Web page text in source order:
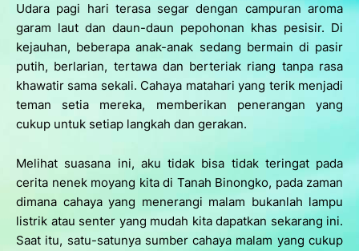
Udara pagi hari terasa segar dengan campuran aroma
garam laut dan daun-daun pepohonan khas pesisir. Di
kejauhan, beberapa anak-anak sedang bermain di pasir
putih, berlarian, tertawa dan berteriak riang tanpa rasa
khawatir sama sekali. Cahaya matahari yang terik menjadi
teman setia mereka, memberikan penerangan yang
cukup untuk setiap langkah dan gerakan.
Melihat suasana ini, aku tidak bisa tidak teringat pada
cerita nenek moyang kita di Tanah Binongko, pada zaman
dimana cahaya yang menerangi malam bukanlah lampu
listrik atau senter yang mudah kita dapatkan sekarang ini.
Saat itu, satu-satunya sumber cahaya malam yang cukup